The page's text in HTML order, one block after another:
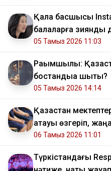
Қала басшысы
балаларға зиянды
05 Тамыз 2026 11:03
Рақымшылық:
бостандыққа шықты?
05 Тамыз 2026 14:14
Қазақстан
атауы өзгеріп, жаңа
06 Тамыз 2026 11:01
Түркістандағы